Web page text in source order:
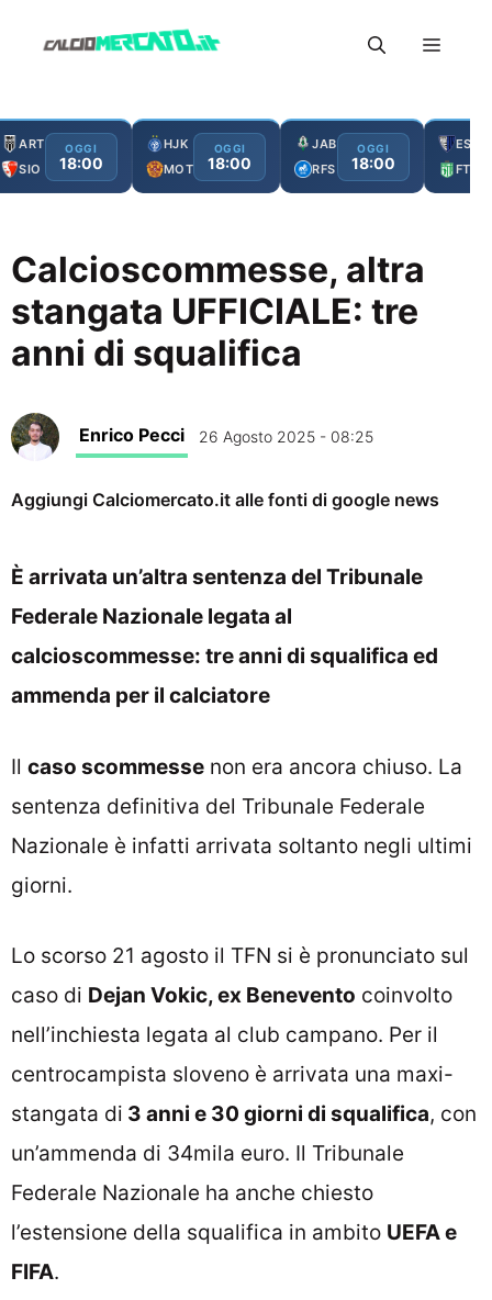
Menu
ART
SIO
OGGI
18:00
HJK
MOT
OGGI
18:00
JAB
RFS
OGGI
18:00
ESC
FTA
Calcioscommesse, altra
stangata UFFICIALE: tre
anni di squalifica
Enrico Pecci 26 Agosto 2025 - 08:25
Aggiungi Calciomercato.it alle fonti di google news
È arrivata un’altra sentenza del Tribunale
Federale Nazionale legata al
calcioscommesse: tre anni di squalifica ed
ammenda per il calciatore
Il caso scommesse non era ancora chiuso. La
sentenza definitiva del Tribunale Federale
Nazionale è infatti arrivata soltanto negli ultimi
giorni.
Lo scorso 21 agosto il TFN si è pronunciato sul
caso di Dejan Vokic, ex Benevento coinvolto
nell’inchiesta legata al club campano. Per il
centrocampista sloveno è arrivata una maxi-
stangata di 3 anni e 30 giorni di squalifica, con
un’ammenda di 34mila euro. Il Tribunale
Federale Nazionale ha anche chiesto
l’estensione della squalifica in ambito UEFA e
FIFA.